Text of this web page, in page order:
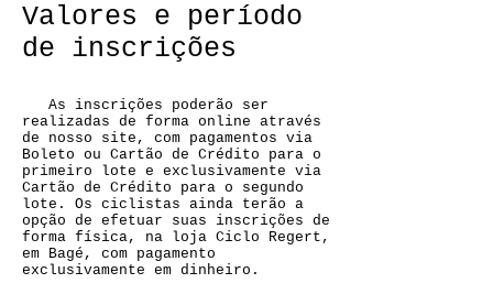
Valores e período
de inscrições
As inscrições poderão ser
realizadas de forma online através
de nosso site, com pagamentos via
Boleto ou Cartão de Crédito para o
primeiro lote e exclusivamente via
Cartão de Crédito para o segundo
lote. Os ciclistas ainda terão a
opção de efetuar suas inscrições de
forma física, na loja Ciclo Regert,
em Bagé, com pagamento
exclusivamente em dinheiro.